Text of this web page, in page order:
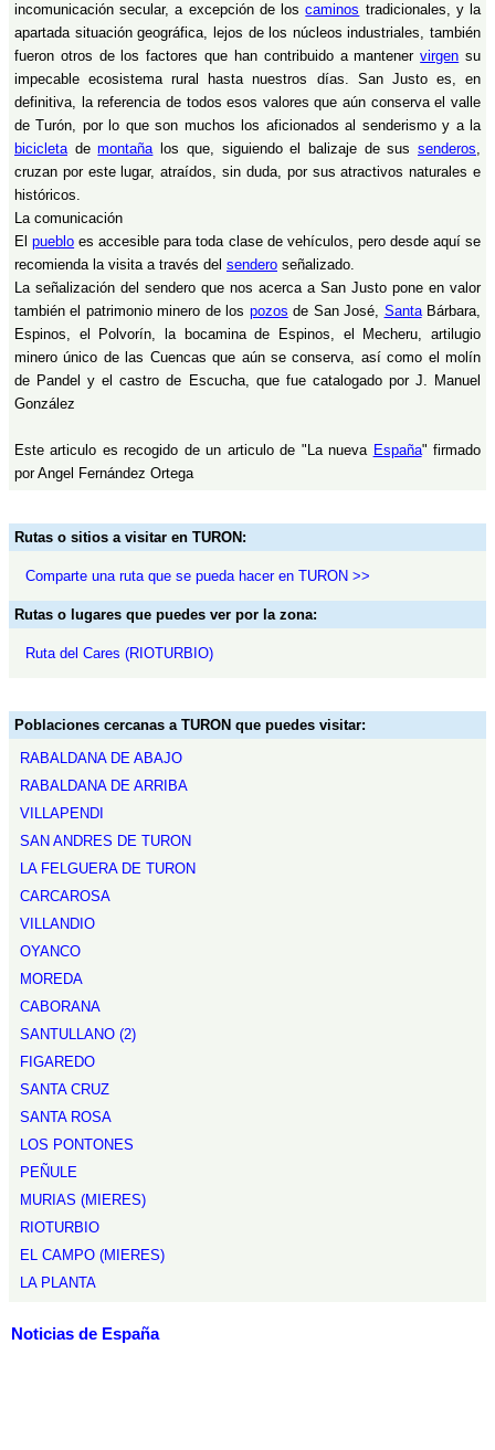
incomunicación secular, a excepción de loscaminos tradicionales, y la
apartada situación geográfica, lejos de los núcleos industriales, también
fueron otros de los factores que han contribuido a mantenervirgen su
impecable ecosistema rural hasta nuestros días. San Justo es, en
definitiva, la referencia de todos esos valores que aún conserva el valle
de Turón, por lo que son muchos los aficionados al senderismo y a la
bicicletademontañalos que, siguiendo el balizaje de sussenderos,
cruzan por este lugar, atraídos, sin duda, por sus atractivos naturales e
históricos.
La comunicación
Elpueblo es accesible para toda clase de vehículos, pero desde aquí se
recomienda la visita a través del sendero señalizado.
La señalización del sendero que nos acerca a San Justo pone en valor
también el patrimonio minero de los pozos de San José, SantaBárbara,
Espinos, el Polvorín, la bocamina de Espinos, el Mecheru, artilugio
minero único de las Cuencas que aún se conserva, así como el molín
de Pandel y el castro de Escucha, que fue catalogado por J. Manuel
González
Este articulo es recogido de un articulo de "La nueva España" firmado
por Angel Fernández Ortega
Rutas o sitios a visitar en TURON:
Comparte una ruta que se pueda hacer en TURON >>
Rutas o lugares que puedes ver por la zona:
Ruta del Cares (RIOTURBIO)
Poblaciones cercanas a TURON que puedes visitar:
RABALDANA DE ABAJO
RABALDANA DE ARRIBA
VILLAPENDI
SAN ANDRES DE TURON
LA FELGUERA DE TURON
CARCAROSA
VILLANDIO
OYANCO
MOREDA
CABORANA
SANTULLANO (2)
FIGAREDO
SANTA CRUZ
SANTA ROSA
LOS PONTONES
PEÑULE
MURIAS (MIERES)
RIOTURBIO
EL CAMPO (MIERES)
LA PLANTA
Noticias de España